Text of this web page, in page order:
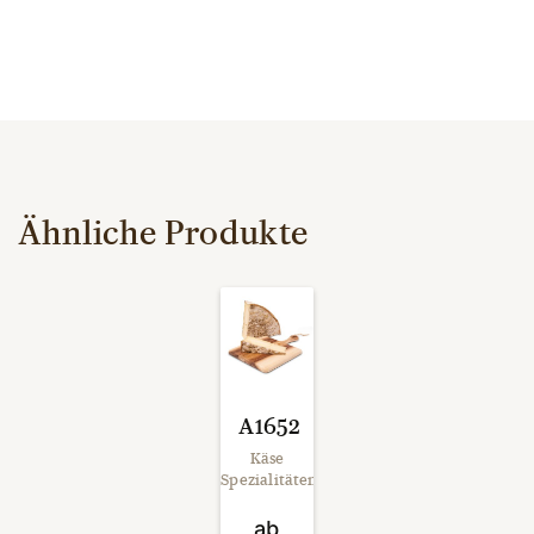
Ähnliche Produkte
A1652
Käse
Spezialitäten
ab